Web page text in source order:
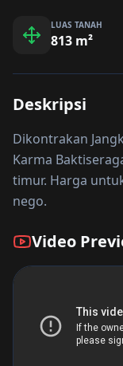
LUAS TANAH
813 m²
Deskripsi
Dikontrakan
Karma
timur. Harga
nego.
Video